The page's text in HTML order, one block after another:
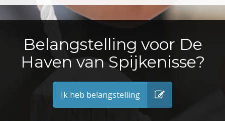
Belangstelling voor De
Haven van Spijkenisse?
Ik heb belangstelling